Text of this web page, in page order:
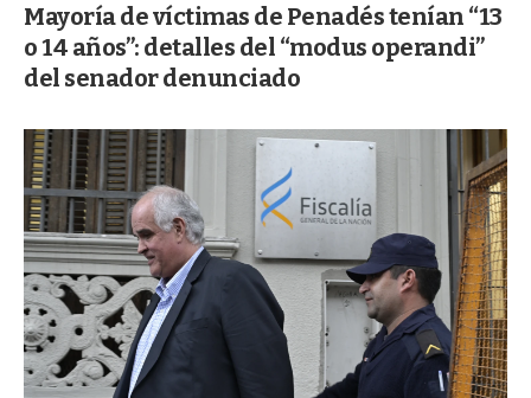
Mayoría de víctimas de Penadés tenían “13
o 14 años”: detalles del “modus operandi”
del senador denunciado